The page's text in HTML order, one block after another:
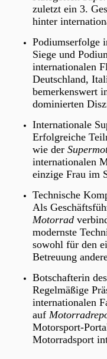
zuletzt ein 3.
hinter
Podiumserfolge
Siege und
internationalen
Deutschland,
bemerkenswert
dominierten
Internationale
Erfolgreiche
wie der
internationalen
einzige Frau im
Technische
Als
Motorrad
modernste
sowohl für den
Betreuung
Botschafterin
Regelmäßige
internationalen
auf
Motorsport-
Motorradsport